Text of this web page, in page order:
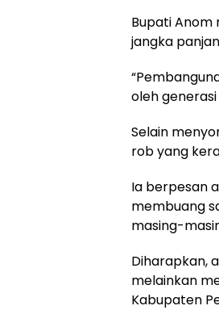
Bupati Anom
jangka
oleh
Selain
rob yang
Ia berpesan
membuang
masing-
Diharapkan,
melainkan
Kabupaten